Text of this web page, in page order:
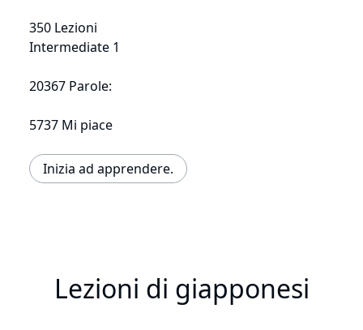
350 Lezioni
Intermediate 1
20367 Parole:
5737 Mi piace
Inizia ad apprendere.
Lezioni di giapponesi